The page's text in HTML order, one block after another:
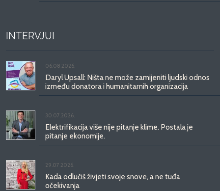
INTERVJUI
06.08.2026.
Daryl Upsall: Ništa ne može zamijeniti ljudski odnos
između donatora i humanitarnih organizacija
30.07.2026.
Elektrifikacija više nije pitanje klime. Postala je
pitanje ekonomije.
29.07.2026.
Kada odlučiš živjeti svoje snove, a ne tuđa
očekivanja